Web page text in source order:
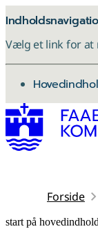
Vælg et link for at
gå til
Forside
start på hovedindhold